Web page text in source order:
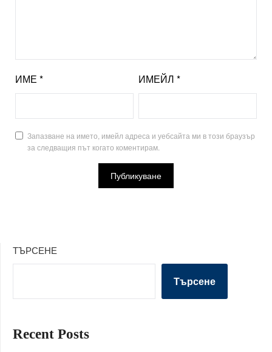
ИМЕ * ИМЕЙЛ *
Запазване на името, имейл адреса и уебсайта ми в този браузър
за следващия път когато коментирам.
ТЪРСЕНЕ
Търсене
Recent Posts